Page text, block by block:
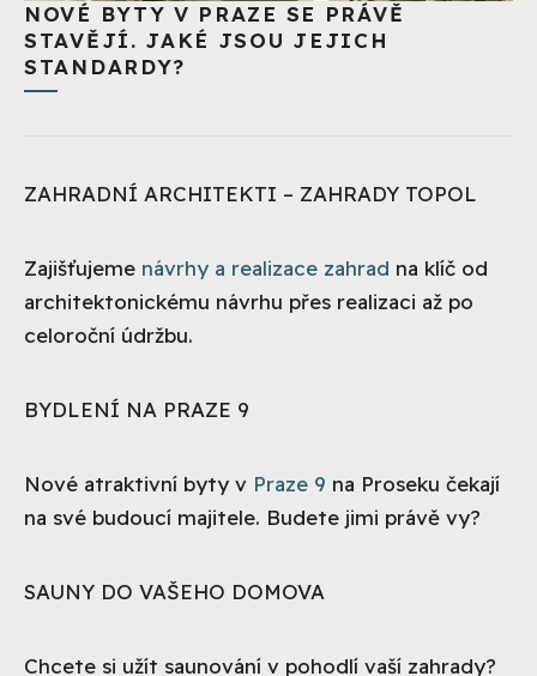
NOVÉ BYTY V PRAZE SE PRÁVĚ
STAVĚJÍ. JAKÉ JSOU JEJICH
STANDARDY?
ZAHRADNÍ ARCHITEKTI – ZAHRADY TOPOL
Zajišťujeme návrhy a realizace zahrad na klíč od
architektonickému návrhu přes realizaci až po
celoroční údržbu.
BYDLENÍ NA PRAZE 9
Nové atraktivní byty v Praze 9 na Proseku čekají
na své budoucí majitele. Budete jimi právě vy?
SAUNY DO VAŠEHO DOMOVA
Chcete si užít saunování v pohodlí vaší zahrady?